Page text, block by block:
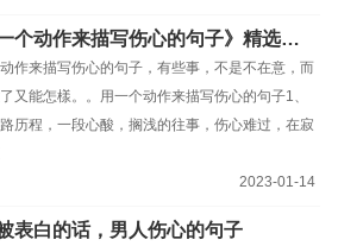
《用一个动作来描写伤心的句子》精选10句
作来描写伤心的句子，有些事，不是不在意，而
又能怎樣。。用一个动作来描写伤心的句子1、
历程，一段心酸，搁浅的往事，伤心难过，在寂
2023-01-14
表白的话，男人伤心的句子